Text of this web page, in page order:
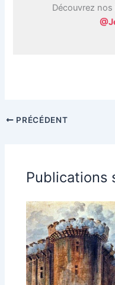
Découvrez
PRÉCÉDENT
Publications